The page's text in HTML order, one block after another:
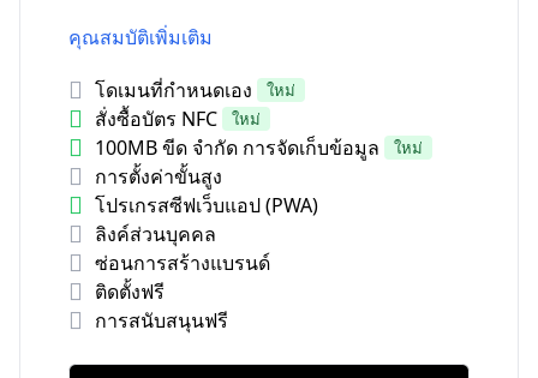
คุณสมบัติเพิ่มเติม
โดเมนที่กำหนดเอง
ใหม่
สั่งซื้อบัตร NFC ใหม่
100MB ขีด จำกัด การจัดเก็บข้อมูล ใหม่
การตั้งค่าขั้นสูง
โปรเกรสซีฟเว็บแอป (PWA)
ลิงค์ส่วนบุคคล
ซ่อนการสร้างแบรนด์
ติดตั้งฟรี
การสนับสนุนฟรี